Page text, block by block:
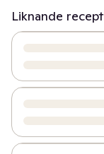
Liknande recept